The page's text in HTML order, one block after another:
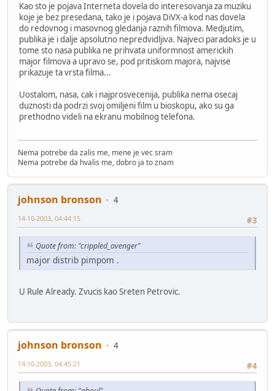
Kao sto je pojava Interneta dovela do interesovanja za muziku
koje je bez presedana, tako je i pojava DiVX-a kod nas dovela
do redovnog i masovnog gledanja raznih filmova. Medjutim,
publika je i dalje apsolutno nepredvidljiva. Najveci paradoks je u
tome sto nasa publika ne prihvata uniformnost americkih
major filmova a upravo se, pod pritiskom majora, najvise
prikazuje ta vrsta filma...
Uostalom, nasa, cak i najprosvecenija, publika nema osecaj
duznosti da podrzi svoj omiljeni film u bioskopu, ako su ga
prethodno videli na ekranu mobilnog telefona.
Nema potrebe da zalis me, mene je vec sram
Nema potrebe da hvalis me, dobro ja to znam
johnson bronson
4
#3
14-10-2003, 04:44:15
Quote from: "crippled_avenger"
major distrib pimpom .
U Rule Already. Zvucis kao Sreten Petrovic.
johnson bronson
4
#4
14-10-2003, 04:45:21